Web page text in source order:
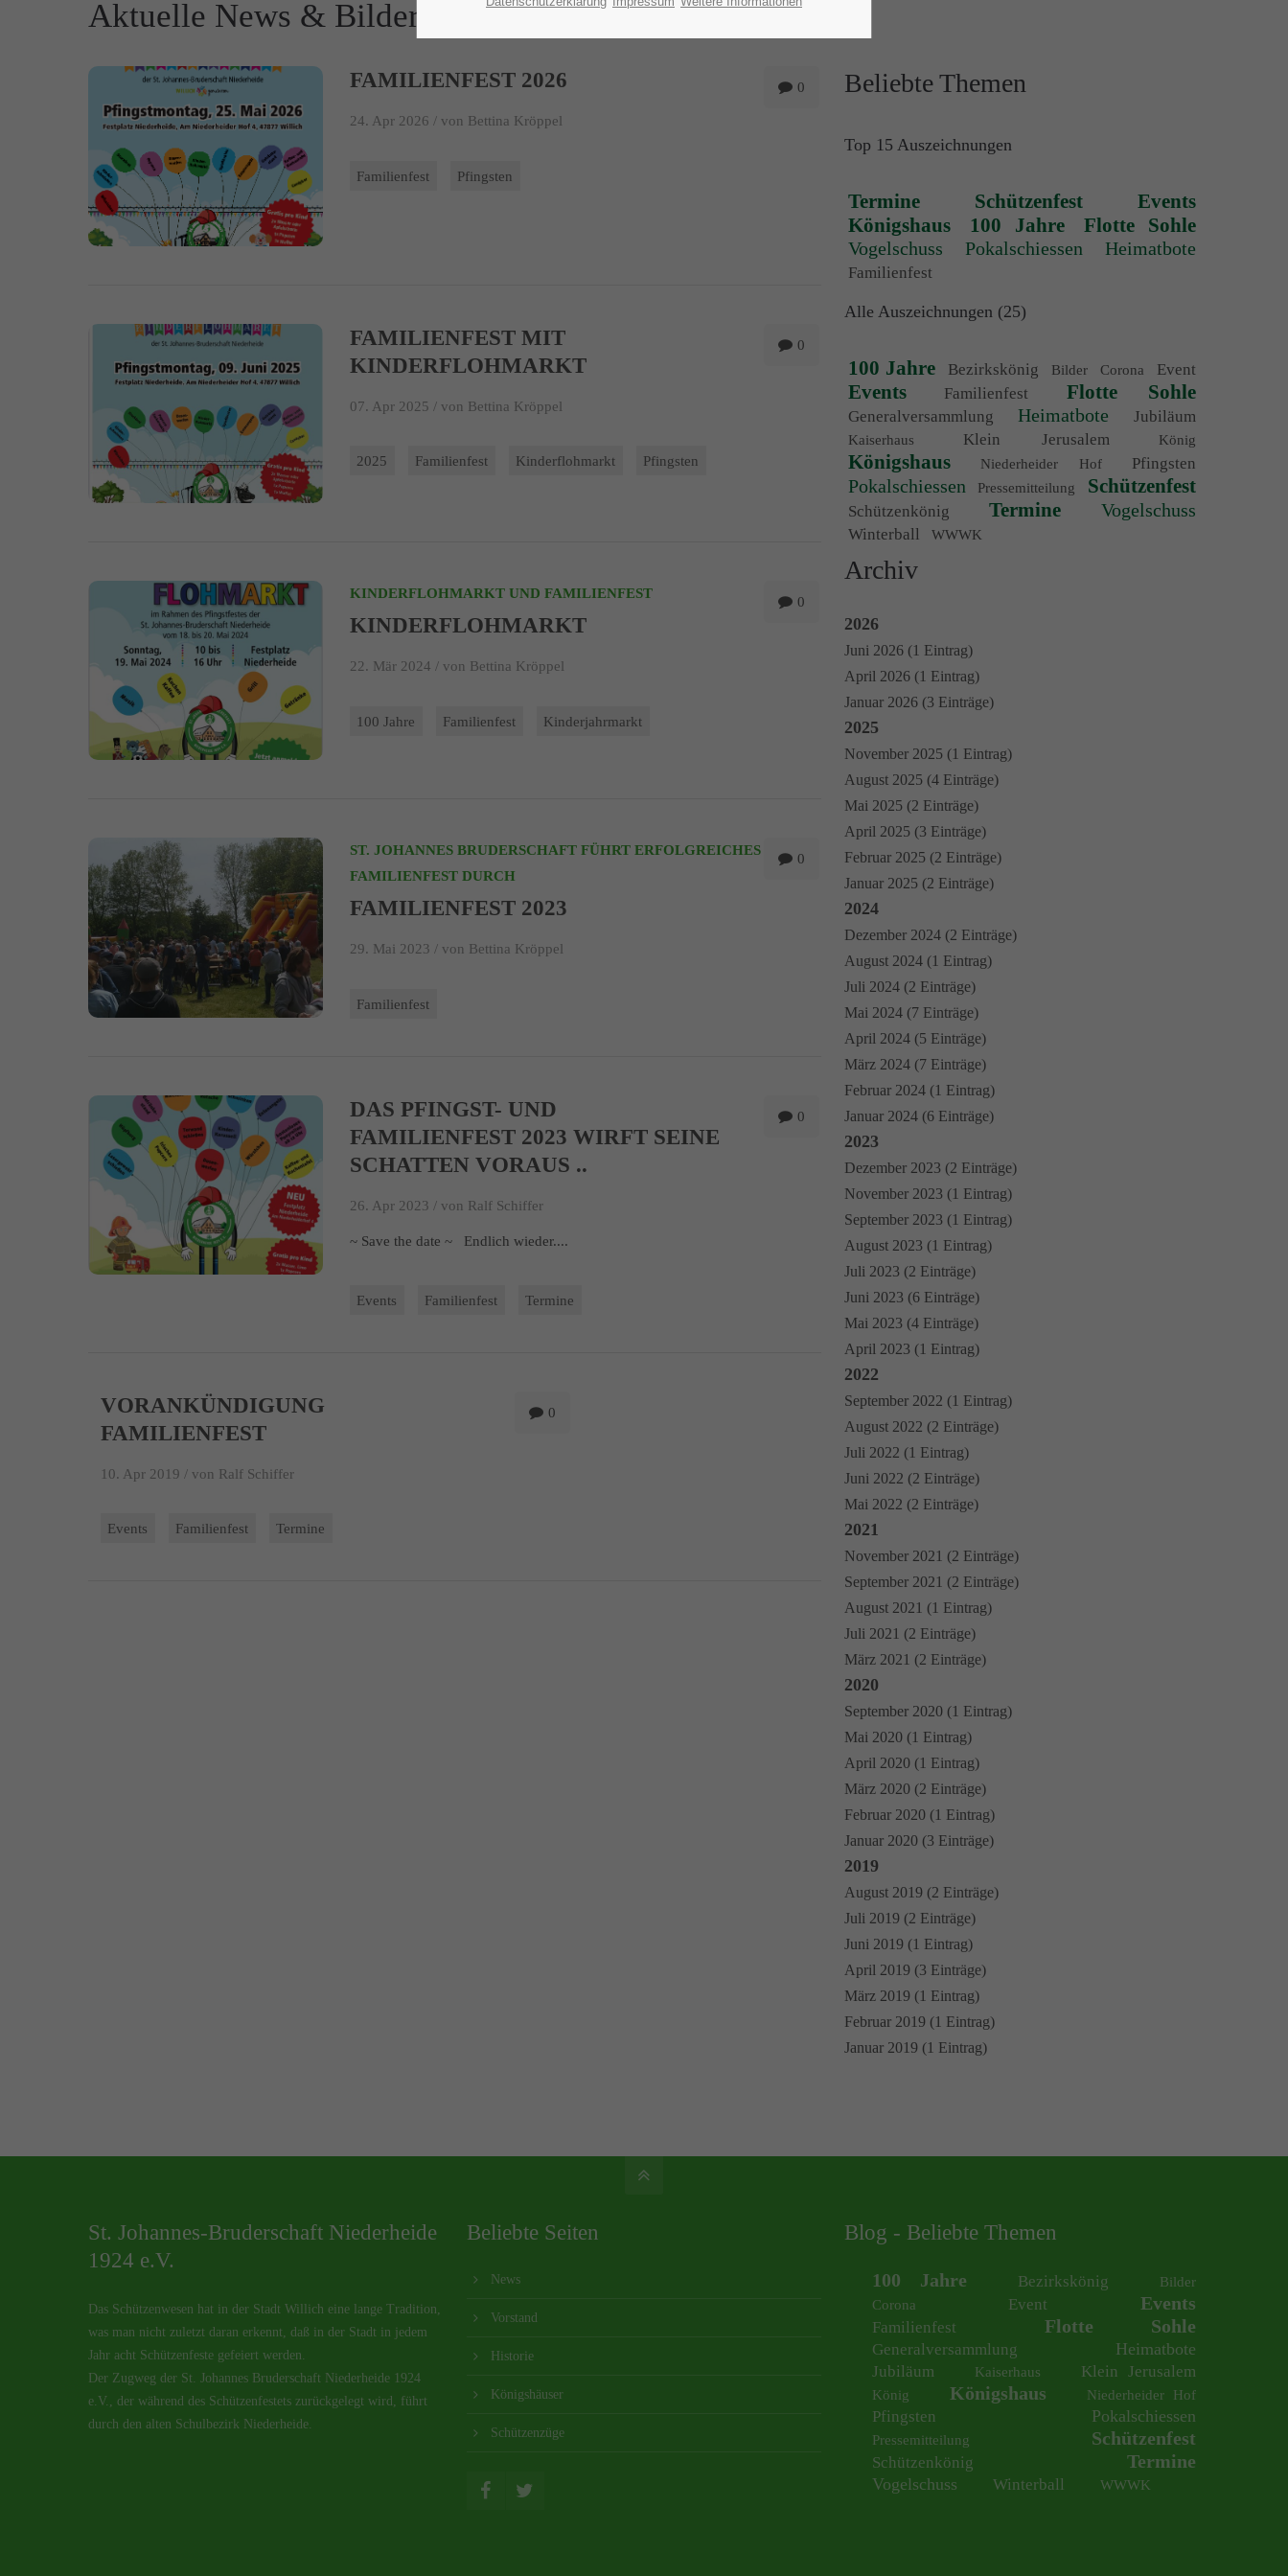
Aktuelle News & Bilder
0
FAMILIENFEST 2026
24. Apr 2026 / von Bettina Kröppel
Familienfest Pfingsten
0
FAMILIENFEST MIT
KINDERFLOHMARKT
07. Apr 2025 / von Bettina Kröppel
2025 Familienfest Kinderflohmarkt Pfingsten
0
KINDERFLOHMARKT UND FAMILIENFEST
KINDERFLOHMARKT
22. Mär 2024 / von Bettina Kröppel
100 Jahre Familienfest Kinderjahrmarkt
0
ST. JOHANNES BRUDERSCHAFT FÜHRT ERFOLGREICHES
FAMILIENFEST DURCH
FAMILIENFEST 2023
29. Mai 2023 / von Bettina Kröppel
Familienfest
0
DAS PFINGST- UND
FAMILIENFEST 2023 WIRFT SEINE
SCHATTEN VORAUS ..
26. Apr 2023 / von Ralf Schiffer
~ Save the date ~ Endlich wieder....
Events Familienfest Termine
0
VORANKÜNDIGUNG
FAMILIENFEST
10. Apr 2019 / von Ralf Schiffer
Events Familienfest Termine
Beliebte Themen
Top 15 Auszeichnungen
Termine Schützenfest
Events
Königshaus
100 Jahre Flotte Sohle
Vogelschuss Pokalschiessen Heimatbote
Familienfest
Alle Auszeichnungen (25)
100 Jahre Bezirkskönig Bilder Corona Event
Events Familienfest Flotte Sohle
Generalversammlung Heimatbote Jubiläum
Kaiserhaus Klein Jerusalem König
Königshaus Niederheider Hof Pfingsten
Pokalschiessen Pressemitteilung Schützenfest
Schützenkönig Termine Vogelschuss
Winterball WWWK
Archiv
2026
Juni 2026 (1 Eintrag)
April 2026 (1 Eintrag)
Januar 2026 (3 Einträge)
2025
November 2025 (1 Eintrag)
August 2025 (4 Einträge)
Mai 2025 (2 Einträge)
April 2025 (3 Einträge)
Februar 2025 (2 Einträge)
Januar 2025 (2 Einträge)
2024
Dezember 2024 (2 Einträge)
August 2024 (1 Eintrag)
Juli 2024 (2 Einträge)
Mai 2024 (7 Einträge)
April 2024 (5 Einträge)
März 2024 (7 Einträge)
Februar 2024 (1 Eintrag)
Januar 2024 (6 Einträge)
2023
Dezember 2023 (2 Einträge)
November 2023 (1 Eintrag)
September 2023 (1 Eintrag)
August 2023 (1 Eintrag)
Juli 2023 (2 Einträge)
Juni 2023 (6 Einträge)
Mai 2023 (4 Einträge)
April 2023 (1 Eintrag)
2022
September 2022 (1 Eintrag)
August 2022 (2 Einträge)
Juli 2022 (1 Eintrag)
Juni 2022 (2 Einträge)
Mai 2022 (2 Einträge)
2021
November 2021 (2 Einträge)
September 2021 (2 Einträge)
August 2021 (1 Eintrag)
Juli 2021 (2 Einträge)
März 2021 (2 Einträge)
2020
September 2020 (1 Eintrag)
Mai 2020 (1 Eintrag)
April 2020 (1 Eintrag)
März 2020 (2 Einträge)
Februar 2020 (1 Eintrag)
Januar 2020 (3 Einträge)
2019
August 2019 (2 Einträge)
Juli 2019 (2 Einträge)
Juni 2019 (1 Eintrag)
April 2019 (3 Einträge)
März 2019 (1 Eintrag)
Februar 2019 (1 Eintrag)
Januar 2019 (1 Eintrag)
St. Johannes-Bruderschaft Niederheide
1924 e.V.
Das Schützenwesen hat in der Stadt Willich eine lange Tradition,
was man nicht zuletzt daran erkennt, daß in der Stadt in jedem
Jahr acht Schützenfeste gefeiert werden.
Der Zugweg der St. Johannes Bruderschaft Niederheide 1924
e.V., der während des Schützenfestets zurückgelegt wird, führt
durch den alten Schulbezirk Niederheide.
Beliebte Seiten
News
Vorstand
Historie
Königshäuser
Schützenzüge
Blog - Beliebte Themen
100 Jahre Bezirkskönig
Bilder
Corona
Event Events
Familienfest Flotte Sohle
Generalversammlung Heimatbote
Jubiläum Kaiserhaus Klein Jerusalem
König Königshaus Niederheider Hof
Pfingsten Pokalschiessen
Pressemitteilung Schützenfest
Schützenkönig Termine
Vogelschuss Winterball WWWK